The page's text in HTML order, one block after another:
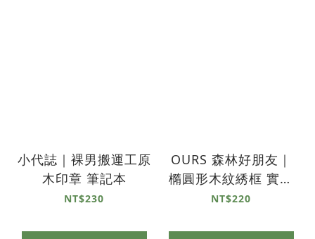
小代誌｜裸男搬運工原
木印章 筆記本
NT$230
OURS 森林好朋友｜
橢圓形木紋綉框 實木
印章
NT$220